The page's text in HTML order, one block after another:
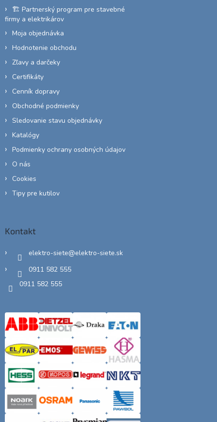
🏗️ Partnerský program pre stavebné
firmy a elektrikárov
Moja objednávka
Hodnotenie obchodu
Zľavy a darčeky
Certifikáty
Cenník dopravy
Obchodné podmienky
Sledovanie stavu objednávky
Katalógy
Podmienky ochrany osobných údajov
O nás
Cookies
Tipy pre kutilov
Kontakt
elektro-siete@elektro-siete.sk
0911 582 555
0911 582 555